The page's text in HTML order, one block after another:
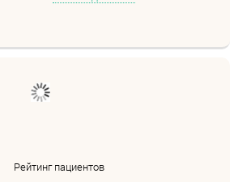
Рейтинг пациентов